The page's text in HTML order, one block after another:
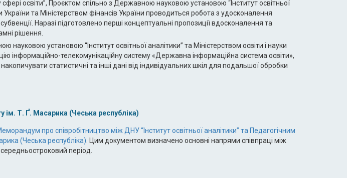
освіти”, Проєктом спільно з Державною науковою установою “Інститут освітньої
України та Міністерством фінансів України проводиться робота з удосконалення
Наразі підготовлено перші концептуальні пропозиції вдосконалення та
рішення.
науковою установою “Інститут освітньої аналітики” та Міністерством освіти і науки
інформаційно-телекомунікаційну систему «Державна інформаційна система освіти»,
статистичні та інші дані від індивідуальних шкіл для подальшої обробки
ім. Т. Ґ. Масарика (Чеська республіка)
про співробітництво між ДНУ “Інститут освітньої аналітики” та Педагогічним
(Чеська республіка) . Цим документом визначено основні напрями співпраці між
період.